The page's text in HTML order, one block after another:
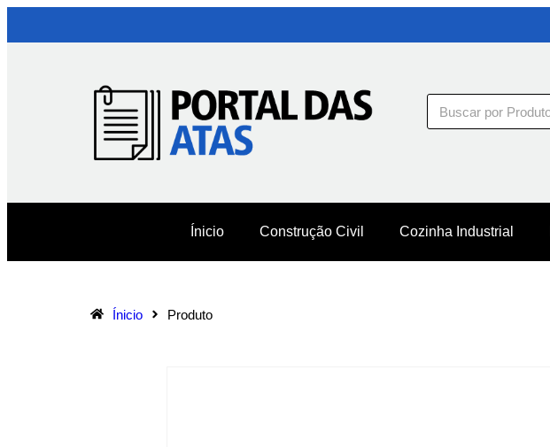
Ínicio Construção Civil Cozinha Industrial
Ínicio Produto